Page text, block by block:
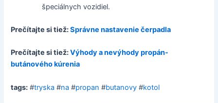
špeciálnych vozidiel.
Prečítajte si tiež:Správne nastavenie čerpadla
Prečítajte si tiež:Výhody a nevýhody propán-
butánového kúrenia
tags: #tryska #na #propan #butanovy #kotol